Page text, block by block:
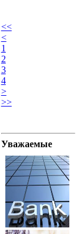
<<
<
1
2
3
4
>
>>
Уважаемые